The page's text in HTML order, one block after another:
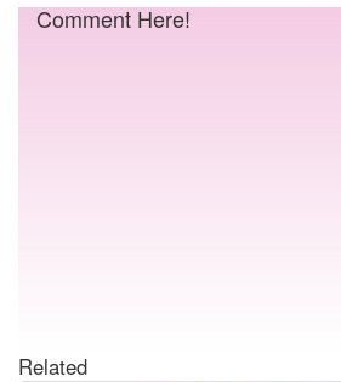
Comment Here!
Related